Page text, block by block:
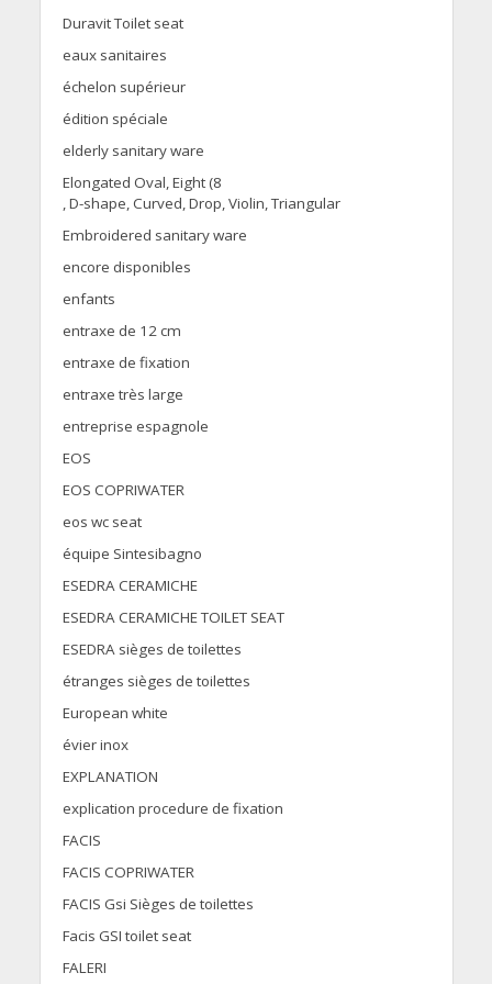
Duravit Toilet seat
eaux sanitaires
échelon supérieur
édition spéciale
elderly sanitary ware
Elongated Oval, Eight (8
, D-shape, Curved, Drop, Violin, Triangular
Embroidered sanitary ware
encore disponibles
enfants
entraxe de 12 cm
entraxe de fixation
entraxe très large
entreprise espagnole
EOS
EOS COPRIWATER
eos wc seat
équipe Sintesibagno
ESEDRA CERAMICHE
ESEDRA CERAMICHE TOILET SEAT
ESEDRA sièges de toilettes
étranges sièges de toilettes
European white
évier inox
EXPLANATION
explication procedure de fixation
FACIS
FACIS COPRIWATER
FACIS Gsi Sièges de toilettes
Facis GSI toilet seat
FALERI